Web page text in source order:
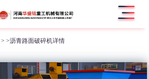
> >沥青路面破碎机详情